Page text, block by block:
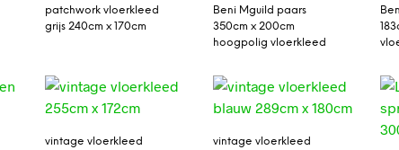
patchwork vloerkleed
grijs 240cm x 170cm
Beni Mguild paars
350cm x 200cm
hoogpolig vloerkleed
vintage vloerkleed
vintage vloerkleed